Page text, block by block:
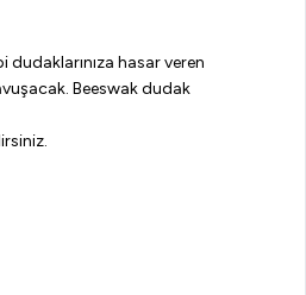
hasar veren
Beeswak dudak